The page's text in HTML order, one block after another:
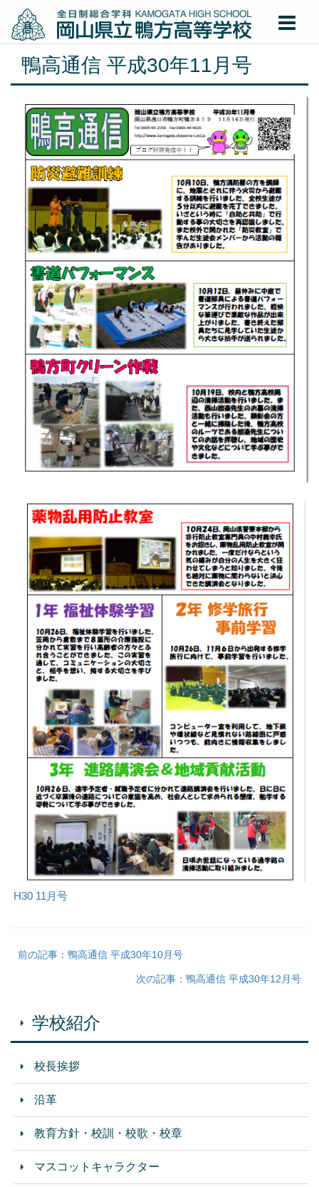
鴨高通信 平成30年11月号
H30 11月号
前の記事：鴨高通信 平成30年10月号
次の記事：鴨高通信 平成30年12月号
学校紹介
校長挨拶
沿革
教育方針・校訓・校歌・校章
マスコットキャラクター